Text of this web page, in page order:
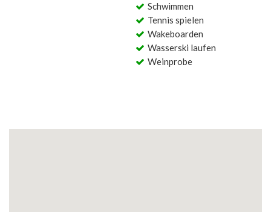
Schwimmen
Tennis spielen
Wakeboarden
Wasserski laufen
Weinprobe